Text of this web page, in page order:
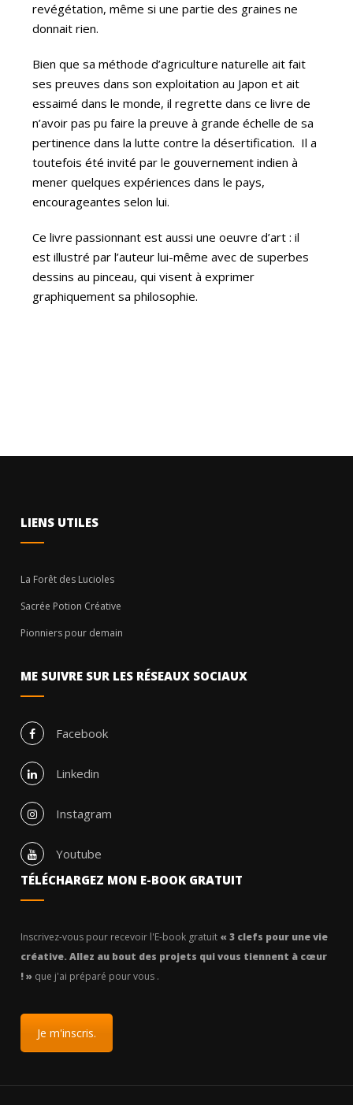
revégétation, même si une partie des graines ne
donnait rien.
Bien que sa méthode d’agriculture naturelle ait fait
ses preuves dans son exploitation au Japon et ait
essaimé dans le monde, il regrette dans ce livre de
n’avoir pas pu faire la preuve à grande échelle de sa
pertinence dans la lutte contre la désertification. Il a
toutefois été invité par le gouvernement indien à
mener quelques expériences dans le pays,
encourageantes selon lui.
Ce livre passionnant est aussi une oeuvre d’art : il
est illustré par l’auteur lui-même avec de superbes
dessins au pinceau, qui visent à exprimer
graphiquement sa philosophie.
LIENS UTILES
La Forêt des Lucioles
Sacrée Potion Créative
Pionniers pour demain
ME SUIVRE SUR LES RÉSEAUX SOCIAUX
Facebook
Linkedin
Instagram
Youtube
TÉLÉCHARGEZ MON E-BOOK GRATUIT
Inscrivez-vous pour recevoir l'E-book gratuit « 3 clefs pour une vie
créative. Allez au bout des projets qui vous tiennent à cœur
! » que j'ai préparé pour vous .
Je m'inscris.